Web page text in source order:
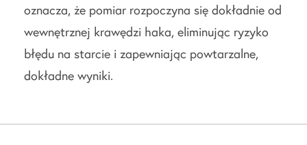
oznacza, że pomiar rozpoczyna się dokładnie od
wewnętrznej krawędzi haka, eliminując ryzyko
błędu na starcie i zapewniając powtarzalne,
dokładne wyniki.